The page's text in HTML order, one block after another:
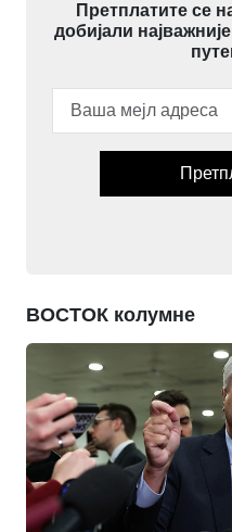
Претплатите се
добијали
ВОСТОК колумне